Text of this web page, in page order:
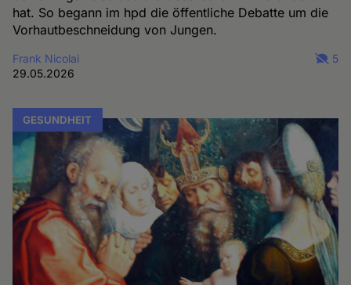
hat. So begann im hpd die öffentliche Debatte um die
Vorhautbeschneidung von Jungen.
Frank Nicolai
29.05.2026
5
GESUNDHEIT